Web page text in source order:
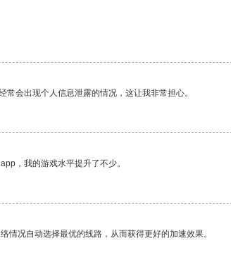
会出现个人信息泄露的情况，这让我非常担心。
，我的游戏水平提升了不少。
况自动选择最优的线路，从而获得更好的加速效果。